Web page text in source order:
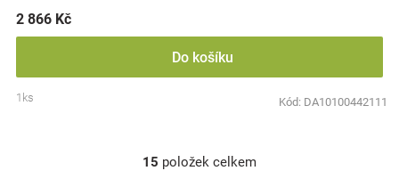
2 866 Kč
Do košíku
1ks Kód: DA10100442111
O
15 položek celkem